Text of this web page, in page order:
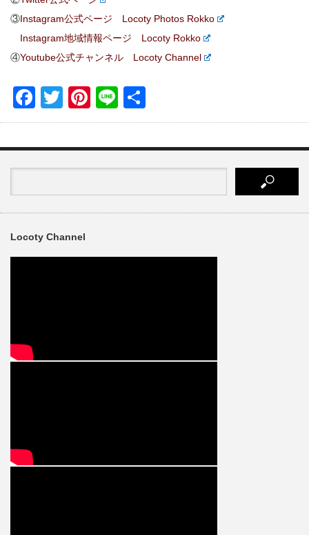
③Instagram公式ページ Locoty Photos Rokko
Instagram地域情報ページ Locoty Rokko
④Youtube公式チャンネル Locoty Channel
Facebook
TwitterPinterest
Line
有
Locoty Channel